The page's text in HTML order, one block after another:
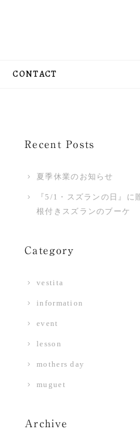
CONTACT
Recent Posts
夏季休業のお知らせ
『5/1・スズランの日』に
根付きスズランのブーケ
Category
vestita
information
event
lesson
mothers day
muguet
Archive